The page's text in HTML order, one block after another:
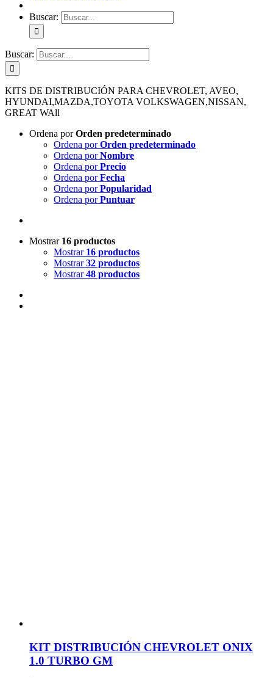
Buscar:
Buscar:
KITS DE DISTRIBUCIÓN PARA CHEVROLET, AVEO,
HYUNDAI,MAZDA,TOYOTA VOLKSWAGEN,NISSAN,
GREAT WAll
Ordena porOrden predeterminado
Ordena porOrden predeterminado
Ordena porNombre
Ordena porPrecio
Ordena porFecha
Ordena porPopularidad
Ordena porPuntuar
Mostrar 16 productos
Mostrar 16 productos
Mostrar32 productos
Mostrar48 productos
KIT DISTRIBUCIÓN CHEVROLET ONIX
1.0 TURBO GM